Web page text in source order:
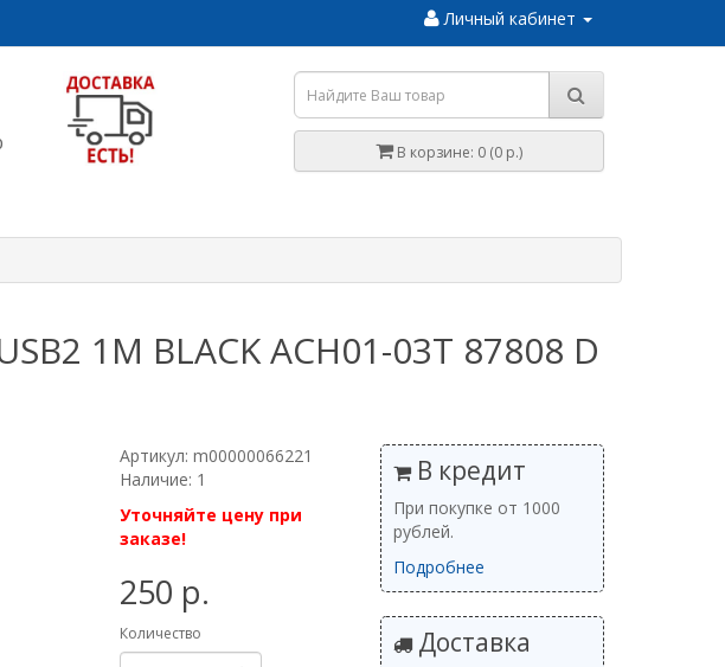
Личный кабинет
В корзине: 0 (0 р.)
1M BLACK ACH01-03T 87808 D
Артикул: m00000066221
Наличие: 1
Уточняйте цену при
заказе!
250 р.
Количество
В кредит
При покупке от 1000
рублей.
Подробнее
Доставка